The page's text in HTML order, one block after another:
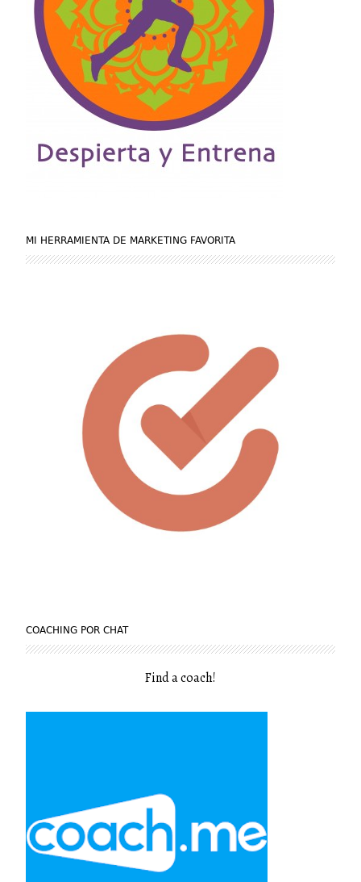
MI HERRAMIENTA DE MARKETING FAVORITA
COACHING POR CHAT
Find a coach!